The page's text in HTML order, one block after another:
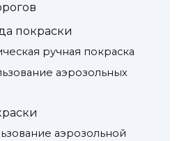
покраски
ручная покраска
аэрозольных
аэрозольной